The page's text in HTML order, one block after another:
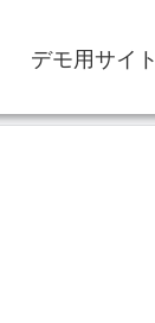
デモ用サイト